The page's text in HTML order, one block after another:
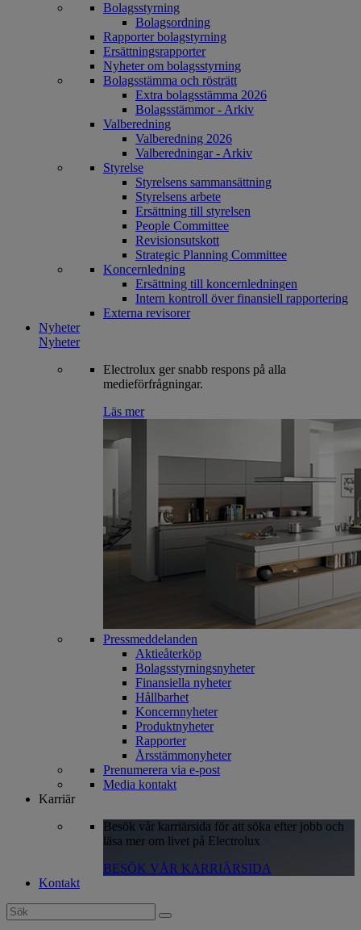
Bolagsstyrning
Bolagsordning
Rapporter bolagstyrning
Ersättningsrapporter
Nyheter om bolagsstyrning
Bolagsstämma och rösträtt
Extra bolagsstämma 2026
Bolagsstämmor - Arkiv
Valberedning
Valberedning 2026
Valberedningar - Arkiv
Styrelse
Styrelsens sammansättning
Styrelsens arbete
Ersättning till styrelsen
People Committee
Revisionsutskott
Strategic Planning Committee
Koncernledning
Ersättning till koncernledningen
Intern kontroll över finansiell rapportering
Externa revisorer
Nyheter
Nyheter
Electrolux ger snabb respons på alla
medieförfrågningar.
Läs mer
Pressmeddelanden
Aktieåterköp
Bolagsstyrningsnyheter
Finansiella nyheter
Hållbarhet
Koncernnyheter
Produktnyheter
Rapporter
Årsstämmonyheter
Prenumerera via e-post
Media kontakt
Karriär
Besök vår karriärsida för att söka efter jobb och
läsa mer om livet på Electrolux
BESÖK VÅR KARRIÄRSIDA
Kontakt
Search
for: